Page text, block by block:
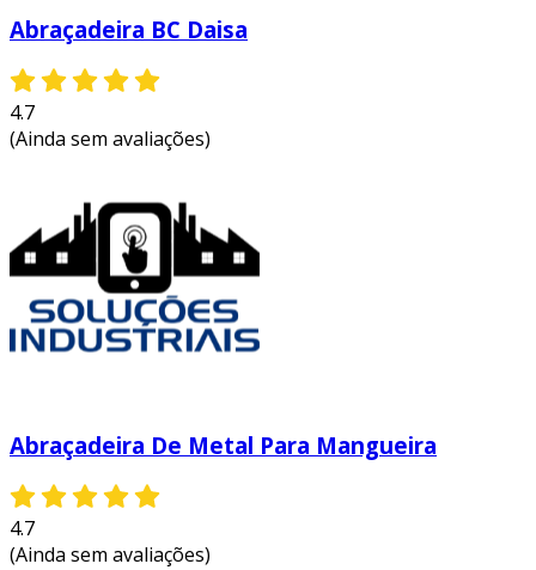
Abraçadeira BC Daisa
4.7
(Ainda sem avaliações)
Abraçadeira De Metal Para Mangueira
4.7
(Ainda sem avaliações)